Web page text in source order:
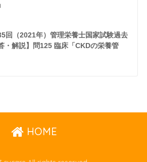
回（2021年）管理栄養士国家試験過去
・解説】問125 臨床「CKDの栄養管
HOME